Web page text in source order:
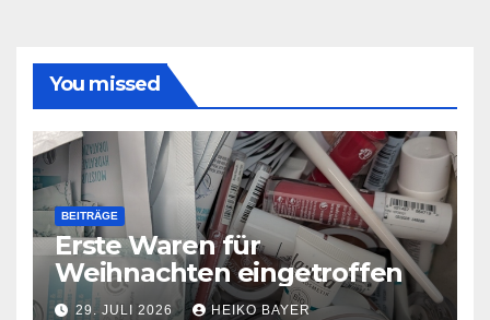
You missed
BEITRÄGE
Erste Waren für
Weihnachten eingetroffen
29. JULI 2026 HEIKO BAYER